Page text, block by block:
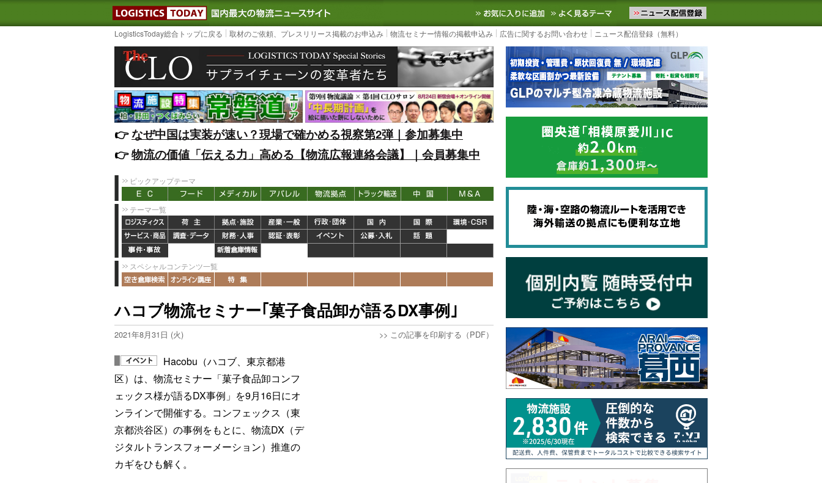
LOGISTICS TODAY｜国内最大の物流ニュースサイト3PL, SCMなど国内外の最新の物流ニュースをお届けします。物流ニュースメール配信を登録す
お気に入りに追加 よく見るテーマ
LogisticsToday総合トップに戻る 取材のご依頼、プレスリリース掲載のお申込み 物流セミナー情報の掲載申込み 広告に関するお問い合わせ ニュース配信登録（無料）
👉️なぜ中国は実装が速い？現場で確かめる視察第2弾｜参加募集中
👉️物流の価値「伝える力」高める【物流広報連絡会議】｜会員募集中
ピックアップテーマ
テーマ一覧
スペシャルコンテンツ一覧
ハコブ物流セミナー｢菓子食品卸が語るDX事例｣
2021年8月31日 (火) >> この記事を印刷する（PDF）
Hacobu（ハコブ、東京都港
区）は、物流セミナー「菓子食品卸コンフ
ェックス様が語るDX事例」を9月16日にオ
ンラインで開催する。コンフェックス（東
京都渋谷区）の事例をもとに、物流DX（デ
ジタルトランスフォーメーション）推進の
カギをひも解く。